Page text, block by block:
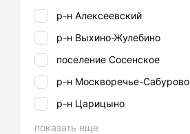
р-н Алексеевский
р-н Выхино-Жулебино
поселение Сосенское
р-н Москворечье-Сабурово
р-н Царицыно
показать еще